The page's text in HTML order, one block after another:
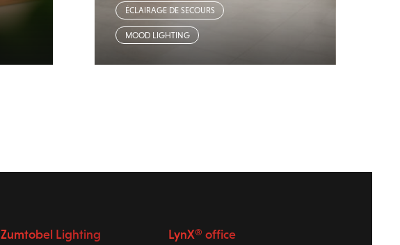
ÉCLAIRAGE DE SECOURS
MOOD LIGHTING
Zumtobel Lighting LynX® office